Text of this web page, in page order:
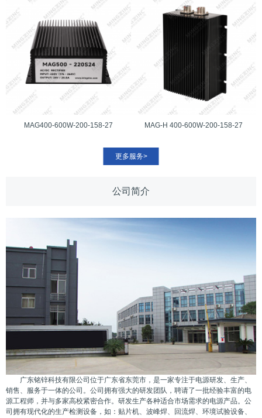
MAG400-600W-200-158-27 MAG-H 400-600W-200-158-27
更多服务>
公司简介
广东铭锌科技有限公司位于广东省东莞市，是一家专注于电源研发、生产、
销售、服务于一体的公司。公司拥有强大的研发团队，聘请了一批经验丰富的电
源工程师，并与多家高校紧密合作。研发生产各种适合市场需求的电源产品。公
司拥有现代化的生产检测设备，如：贴片机、波峰焊、回流焊、环境试验设备、